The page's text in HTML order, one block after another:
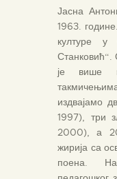
Јасна
1963.
културе у
Станковић“.
је више
издвајамо
1997), три
2000), а
жирија са
поена. На